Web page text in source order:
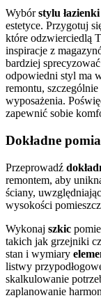
Wybórstylu łazienki
estetyce. Przygotuj
które odzwierciedlą
inspiracje z
bardziej
odpowiedni styl ma
remontu,
wyposażenia.
zapewnić sobie
Dokładne
Przeprowadź
remontem, aby
ściany,
wysokości
Wykonaj szkic
takich jak grzejniki
stan i wymiary
listwy
skalkulowanie
zaplanowanie